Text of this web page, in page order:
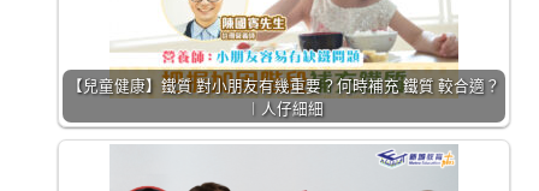
【兒童健康】鐵質 對小朋友有幾重要？何時補充 鐵質 較合適？
︱人仔細細